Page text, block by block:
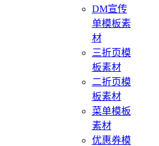
DM宣传
单模板素
材
三折页模
板素材
二折页模
板素材
菜单模板
素材
优惠券模